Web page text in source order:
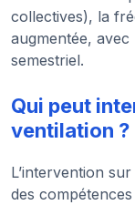
collectives), la
augmentée,
semestriel.
Qui peut
ventilation ?
L’intervention sur
des